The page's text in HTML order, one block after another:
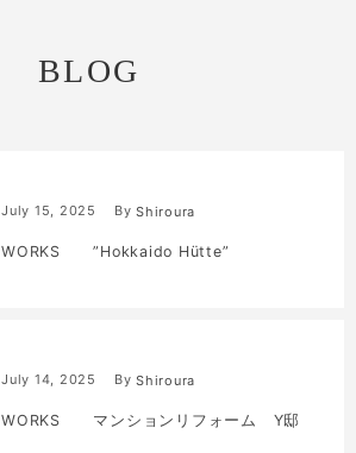
BLOG
July 15, 2025 By Shiroura
WORKS ”Hokkaido Hütte”
July 14, 2025 By Shiroura
WORKS マンションリフォーム Y邸